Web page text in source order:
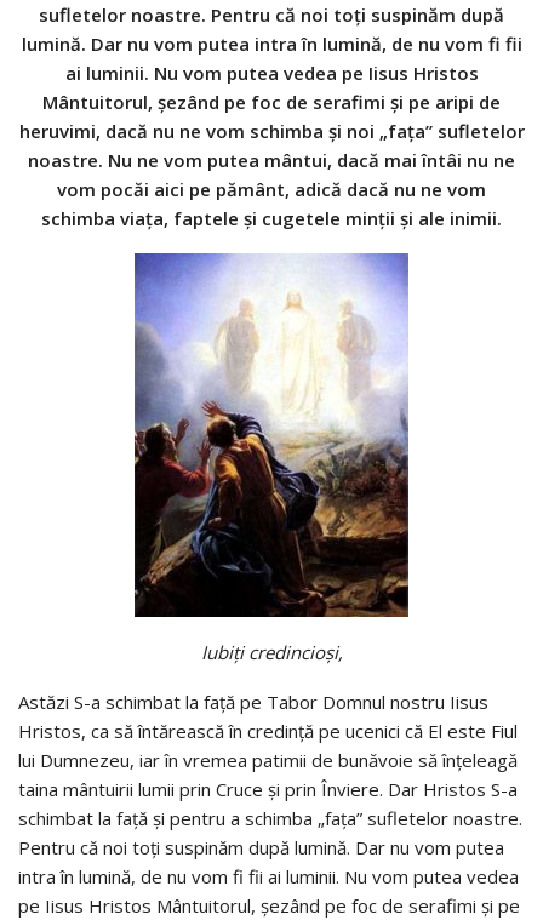
sufletelor noastre. Pentru că noi toţi suspinăm după
lumină. Dar nu vom putea intra în lumină, de nu vom fi fii
ai luminii. Nu vom putea vedea pe Iisus Hristos
Mântuitorul, şezând pe foc de serafimi şi pe aripi de
heruvimi, dacă nu ne vom schimba şi noi „faţa” sufletelor
noastre. Nu ne vom putea mântui, dacă mai întâi nu ne
vom pocăi aici pe pământ, adică dacă nu ne vom
schimba viaţa, faptele şi cugetele minţii şi ale inimii.
Iubiţi credincioşi,
Astăzi S-a schimbat la faţă pe Tabor Domnul nostru Iisus
Hristos, ca să întărească în credinţă pe ucenici că El este Fiul
lui Dumnezeu, iar în vremea patimii de bunăvoie să înţeleagă
taina mântuirii lumii prin Cruce şi prin Înviere. Dar Hristos S-a
schimbat la faţă şi pentru a schimba „faţa” sufletelor noastre.
Pentru că noi toţi suspinăm după lumină. Dar nu vom putea
intra în lumină, de nu vom fi fii ai luminii. Nu vom putea vedea
pe Iisus Hristos Mântuitorul, şezând pe foc de serafimi şi pe